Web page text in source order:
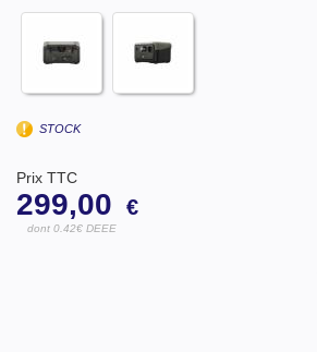
STOCK
Prix TTC
299,00 €
dont 0.42€ DEEE